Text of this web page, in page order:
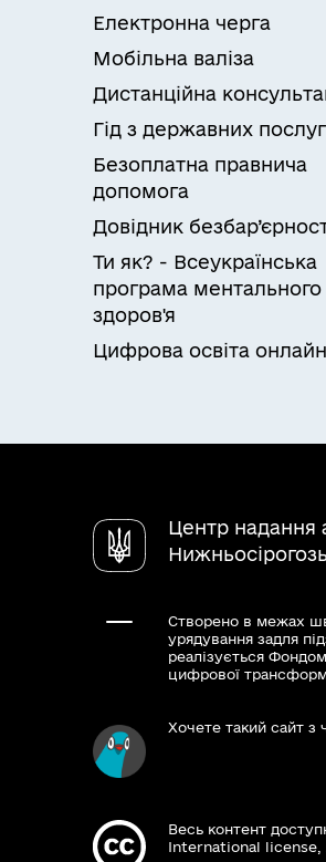
Електронна черга
Мобільна валіза
Дистанційна
Гід з державних послуг
Безоплатна правнича
допомога
Довідник
Ти як? - Всеукраїнська
програма ментального
здоров'я
Цифрова освіта онлайн
Центр надання
Створено в межах
урядування задля
реалізується
цифрової
Хочете такий сайт з
Весь контент
International license,